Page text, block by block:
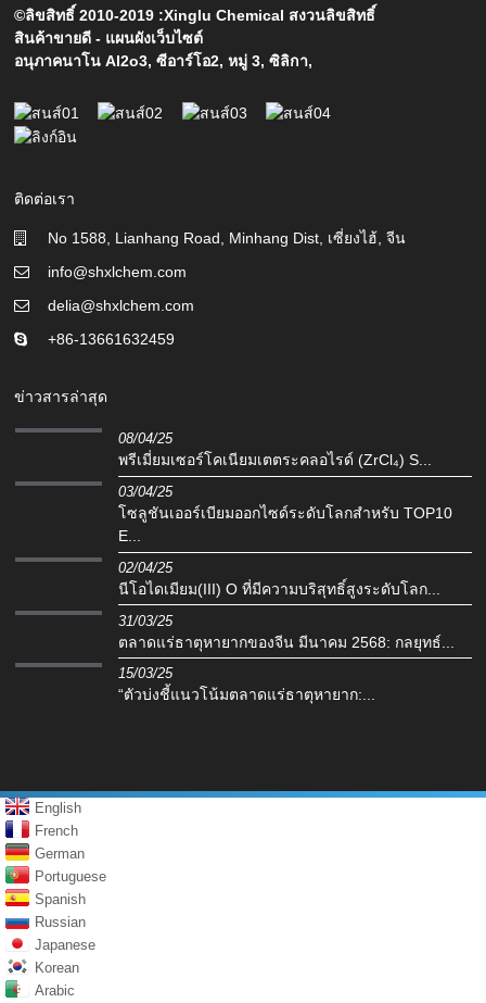
©ลิขสิทธิ์ 2010-2019 :Xinglu Chemical สงวนลิขสิทธิ์
สินค้าขายดี - แผนผังเว็บไซต์
อนุภาคนาโน Al2o3,ซีอาร์โอ2,หมู่ 3,ซิลิกา,
ติดต่อเรา
No 1588, Lianhang Road, Minhang Dist, เซี่ยงไฮ้, จีน
info@shxlchem.com
delia@shxlchem.com
+86-13661632459
ข่าวสารล่าสุด
08/04/25
พรีเมี่ยมเซอร์โคเนียมเตตระคลอไรด์ (ZrCl₄) S...
03/04/25
โซลูชันเออร์เบียมออกไซด์ระดับโลกสำหรับ TOP10
E...
02/04/25
นีโอไดเมียม(III) O ที่มีความบริสุทธิ์สูงระดับโลก...
31/03/25
ตลาดแร่ธาตุหายากของจีน มีนาคม 2568: กลยุทธ์...
15/03/25
“ตัวบ่งชี้แนวโน้มตลาดแร่ธาตุหายาก:...
English
French
German
Portuguese
Spanish
Russian
Japanese
Korean
Arabic